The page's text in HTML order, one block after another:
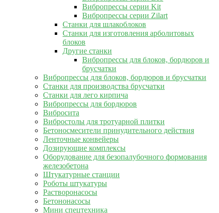
Вибропрессы серии Kit
Вибропрессы серии Zilart
Станки для шлакоблоков
Станки для изготовления арболитовых
блоков
Другие станки
Вибропрессы для блоков, бордюров и
брусчатки
Вибропрессы для блоков, бордюров и брусчатки
Станки для производства брусчатки
Станки для лего кирпича
Вибропрессы для бордюров
Вибросита
Вибростолы для тротуарной плитки
Бетоносмесители принудительного действия
Ленточные конвейеры
Дозирующие комплексы
Оборудование для безопалубочного формования
железобетона
Штукатурные станции
Роботы штукатуры
Растворонасосы
Бетононасосы
Мини спецтехника